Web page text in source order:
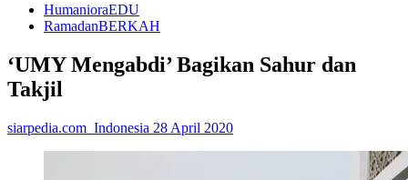
HumanioraEDU
RamadanBERKAH
‘UMY Mengabdi’ Bagikan Sahur dan
Takjil
siarpedia.com_Indonesia 28 April 2020